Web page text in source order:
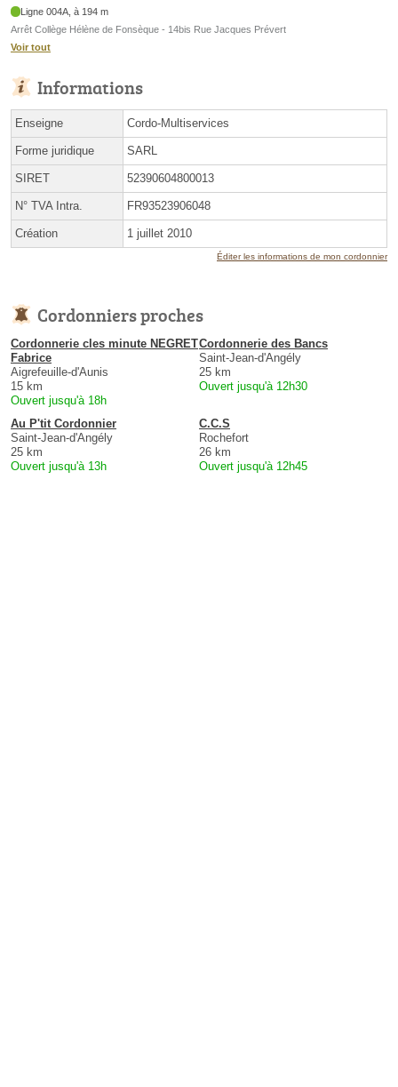
Ligne 004A, à 194 m
Arrêt Collège Hélène de Fonsèque - 14bis Rue Jacques Prévert
Voir tout
Informations
Enseigne Cordo-Multiservices
Forme juridique SARL
SIRET 52390604800013
N° TVA Intra. FR93523906048
Création 1 juillet 2010
Éditer les informations de mon cordonnier
Cordonniers proches
Cordonnerie cles minute NEGRET
Fabrice
Aigrefeuille-d'Aunis
15 km
Ouvert jusqu'à 18h
Cordonnerie des Bancs
Saint-Jean-d'Angély
25 km
Ouvert jusqu'à 12h30
Au P'tit Cordonnier
Saint-Jean-d'Angély
25 km
Ouvert jusqu'à 13h
C.C.S
Rochefort
26 km
Ouvert jusqu'à 12h45